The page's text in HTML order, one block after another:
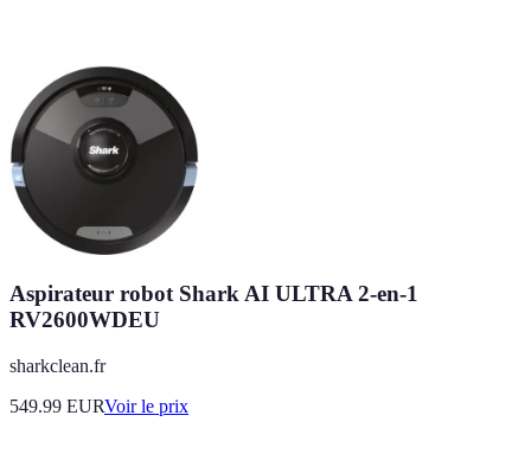
Aspirateur robot Shark AI ULTRA 2-en-1
RV2600WDEU
sharkclean.fr
549.99 EURVoir le prix